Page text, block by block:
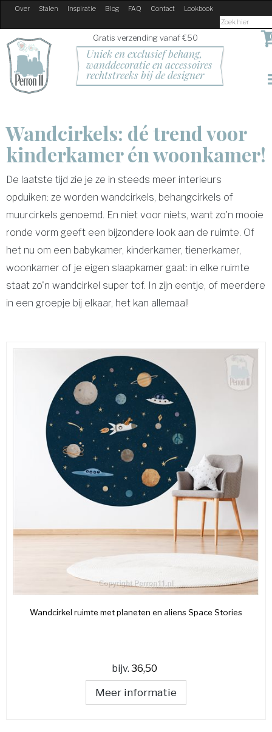
Over Stalen Inspiratie Blog FAQ Contact Lookbook
Gratis verzending vanaf €50
Uniek en exclusief behang,
wanddecoratie en accessoires
rechtstreeks bij de designer
Wandcirkels: dé trend voor
kinderkamer én woonkamer!
De laatste tijd zie je ze in steeds meer interieurs
opduiken: ze worden wandcirkels, behangcirkels of
muurcirkels genoemd. En niet voor niets, want zo'n mooie
ronde vorm geeft een bijzondere look aan de ruimte. Of
het nu om een babykamer, kinderkamer, tienerkamer,
woonkamer of je eigen slaapkamer gaat: in elke ruimte
staat zo'n wandcirkel super tof. In zijn eentje, of meerdere
in een groepje bij elkaar, het kan allemaal!
Wandcirkel ruimte met planeten en aliens Space Stories
bijv. 36,50
Meer informatie